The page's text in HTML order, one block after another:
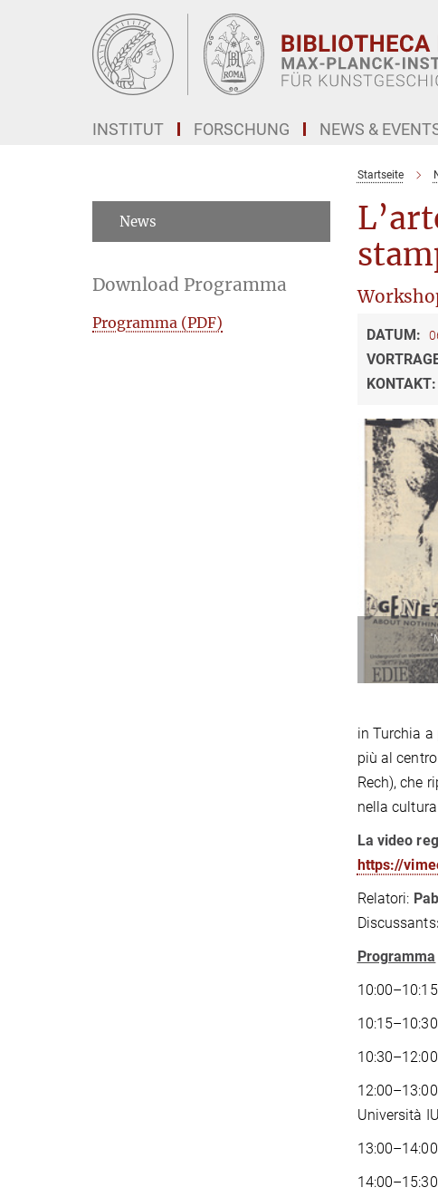
INSTITUT FORSCHUNG NEWS &
Startseite
DATUM:
KONTAKT:
in Turchia
più al
Rech), che
nella
La video
https://
Relatori:
Discussants
Programma
10:15–10:30
10:30–12:00
Università
14:00–15:30
News
Download Programma
Programma (PDF)